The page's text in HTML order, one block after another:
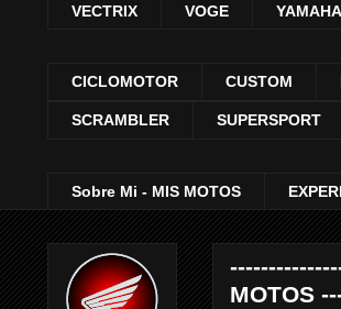
VECTRIX VOGE YAMAHA
CICLOMOTOR CUSTOM
SCRAMBLER SUPERSPORT
Sobre Mi - MIS MOTOS
MOTOS